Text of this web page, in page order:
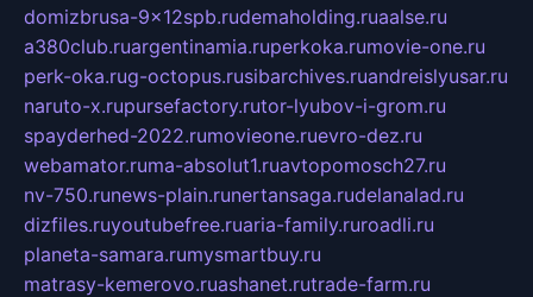
domizbrusa-9x12spb.rudemaholding.ruaalse.ru
a380club.ruargentinamia.ruperkoka.rumovie-one.ru
perk-oka.rug-octopus.rusibarchives.ruandreislyusar.ru
naruto-x.rupursefactory.rutor-lyubov-i-grom.ru
spayderhed-2022.rumovieone.ruevro-dez.ru
webamator.ruma-absolut1.ruavtopomosch27.ru
nv-750.runews-plain.runertansaga.rudelanalad.ru
dizfiles.ruyoutubefree.ruaria-family.ruroadli.ru
planeta-samara.rumysmartbuy.ru
matrasy-kemerovo.ruashanet.rutrade-farm.ru